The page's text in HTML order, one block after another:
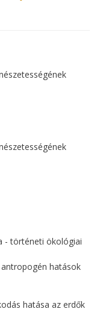
- történeti ökológiai
hatások
hatása az erdők